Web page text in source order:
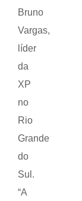
Bruno
Vargas,
líder
da
XP
no
Rio
Grande
do
Sul.
“A